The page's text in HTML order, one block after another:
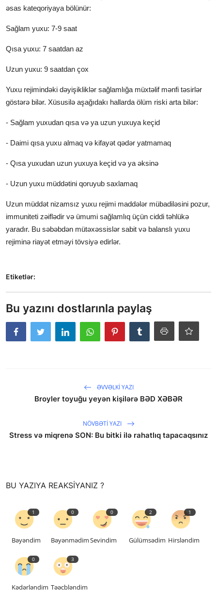
əsas kateqoriyaya bölünür:
Sağlam yuxu: 7-9 saat
Qısa yuxu: 7 saatdan az
Uzun yuxu: 9 saatdan çox
Yuxu rejimindəki dəyişikliklər sağlamlığa müxtəlif mənfi təsirlər
göstərə bilər. Xüsusilə aşağıdakı hallarda ölüm riski arta bilər:
- Sağlam yuxudan qısa və ya uzun yuxuya keçid
- Daimi qısa yuxu almaq və kifayət qədər yatmamaq
- Qısa yuxudan uzun yuxuya keçid və ya əksinə
- Uzun yuxu müddətini qoruyub saxlamaq
Uzun müddət nizamsız yuxu rejimi maddələr mübadiləsini pozur,
immuniteti zəiflədir və ümumi sağlamlıq üçün ciddi təhlükə
yaradır. Bu səbəbdən mütəxəssislər sabit və balanslı yuxu
rejiminə riayət etməyi tövsiyə edirlər.
Etiketlər:
Bu yazını dostlarınla paylaş
ƏVVƏLKI YAZI
Broyler toyuğu yeyən kişilərə BƏD XƏBƏR
NÖVBƏTI YAZI
Stress və miqrenə SON: Bu bitki ilə rahatlıq tapacaqsınız
BU YAZIYA REAKSIYANIZ ?
1
Bəyəndim
0
Bəyənmədim
0
Sevindim
2
Gülümsədim
1
Hirsləndim
0
Kədərləndim
3
Təəcbləndim